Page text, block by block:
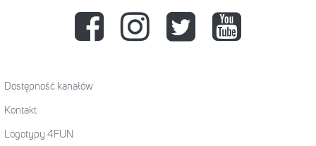
Dostępność kanałów
Kontakt
Logotypy 4FUN